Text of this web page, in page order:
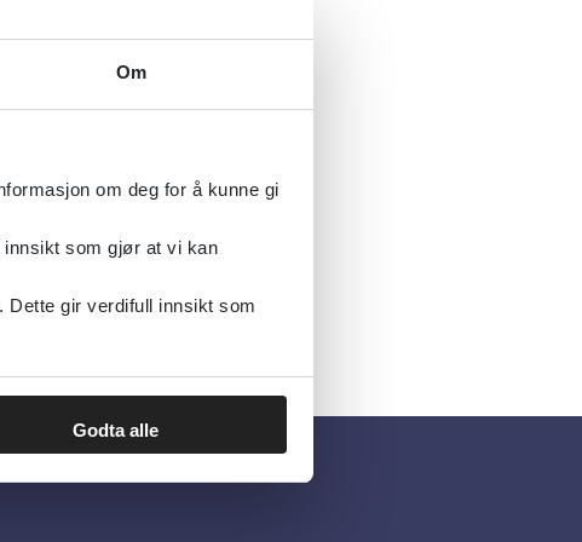
Om
om deg for å kunne gi
som gjør at vi kan
Dette gir verdifull innsikt som
Godta alle